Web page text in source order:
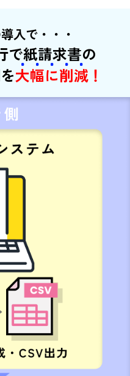
入で・・・
で紙請求書の
大幅に削減 ！